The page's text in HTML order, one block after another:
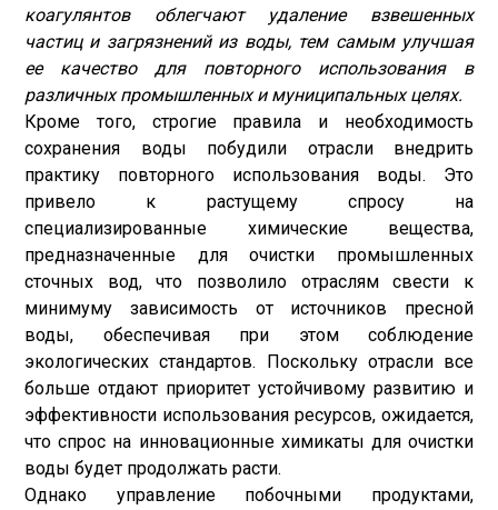
коагулянтов облегчают удаление взвешенных
частиц и загрязнений из воды, тем самым улучшая
ее качество для повторного использования в
различных промышленных и муниципальных целях.
Кроме того, строгие правила и необходимость
сохранения воды побудили отрасли внедрить
практику повторного использования воды. Это
привело к растущему спросу на
специализированные химические вещества,
предназначенные для очистки промышленных
сточных вод, что позволило отраслям свести к
минимуму зависимость от источников пресной
воды, обеспечивая при этом соблюдение
экологических стандартов. Поскольку отрасли все
больше отдают приоритет устойчивому развитию и
эффективности использования ресурсов, ожидается,
что спрос на инновационные химикаты для очистки
воды будет продолжать расти.
Однако управление побочными продуктами,